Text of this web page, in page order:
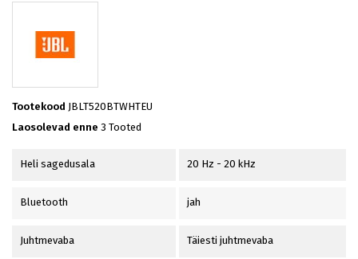
Tootekood JBLT520BTWHTEU
Laosolevad enne 3 Tooted
Heli sagedusala 20 Hz - 20 kHz
Bluetooth jah
Juhtmevaba Täiesti juhtmevaba